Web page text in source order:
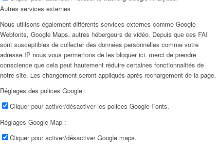
Autres services externes
Nous utilisons également différents services externes comme Google
Webfonts, Google Maps, autres hébergeurs de vidéo. Depuis que ces FAI
sont susceptibles de collecter des données personnelles comme votre
adresse IP nous vous permettons de les bloquer ici. merci de prendre
conscience que cela peut hautement réduire certaines fonctionnalités de
notre site. Les changement seront appliqués après rechargement de la page.
Réglages des polices Google :
Cliquer pour activer/désactiver les polices Google Fonts.
Réglages Google Map :
Cliquer pour activer/désactiver Google maps.